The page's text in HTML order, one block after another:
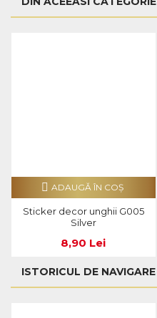
Sticker decor unghii G005
Silver
8,90 Lei
ADAUGĂ ÎN COŞ
ISTORICUL DE NAVIGARE